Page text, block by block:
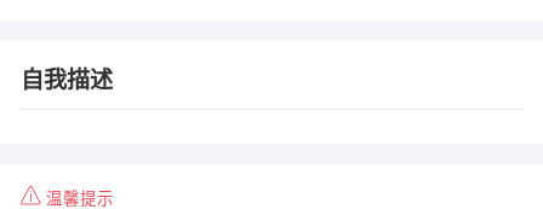
自我描述
温馨提示